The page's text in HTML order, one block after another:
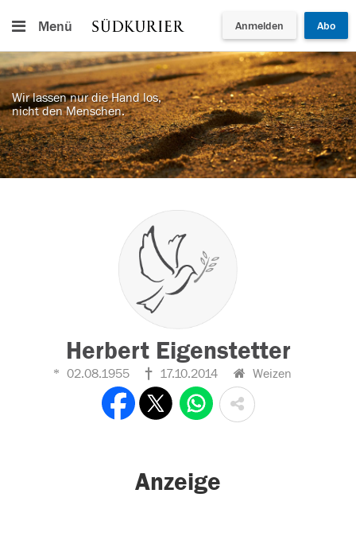
Menü Anmelden Abo
Wir lassen nur die Hand los,
nicht den Menschen.
Herbert Eigenstetter
02.08.1955 17.10.2014 Weizen
Anzeige